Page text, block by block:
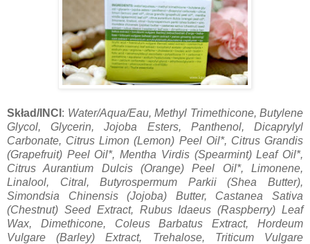
Skład/INCI : Water/Aqua/Eau, Methyl Trimethicone, Butylene
Glycol, Glycerin, Jojoba Esters, Panthenol, Dicaprylyl
Carbonate, Citrus Limon (Lemon) Peel Oil*, Citrus Grandis
(Grapefruit) Peel Oil*, Mentha Virdis (Spearmint) Leaf Oil*,
Citrus Aurantium Dulcis (Orange) Peel Oil*, Limonene,
Linalool, Citral, Butyrospermum Parkii (Shea Butter),
Simondsia Chinensis (Jojoba) Butter, Castanea Sativa
(Chestnut) Seed Extract, Rubus Idaeus (Raspberry) Leaf
Wax, Dimethicone, Coleus Barbatus Extract, Hordeum
Vulgare (Barley) Extract, Trehalose, Triticum Vulgare